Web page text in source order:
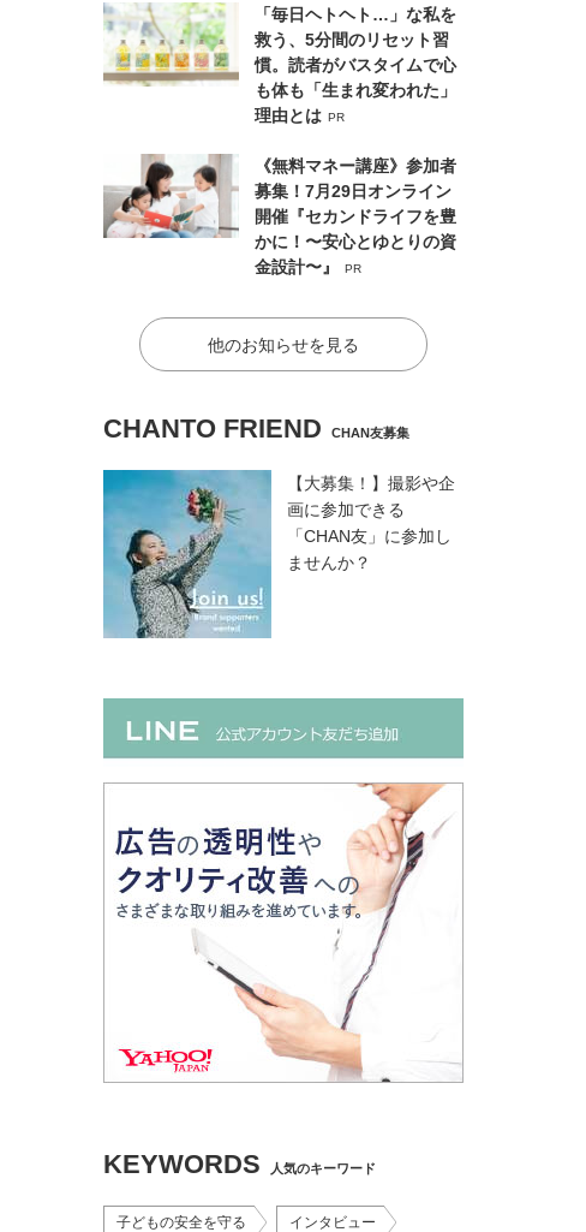
「毎日ヘトヘト…」な私を
救う、5分間のリセット習
慣。読者がバスタイムで心
も体も「生まれ変われた」
理由とは PR
《無料マネー講座》参加者
募集！7月29日オンライン
開催『セカンドライフを豊
かに！〜安心とゆとりの資
金設計〜』
PR
他のお知らせを見る
CHANTO FRIEND CHAN友募集
【大募集！】撮影や企
画に参加できる
「CHAN友」に参加し
ませんか？
KEYWORDS 人気のキーワード
子どもの安全を守る インタビュー